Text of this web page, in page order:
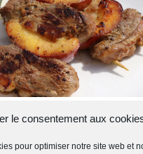
le consentement aux
pour optimiser notre site web et
2019
aux nectarines,